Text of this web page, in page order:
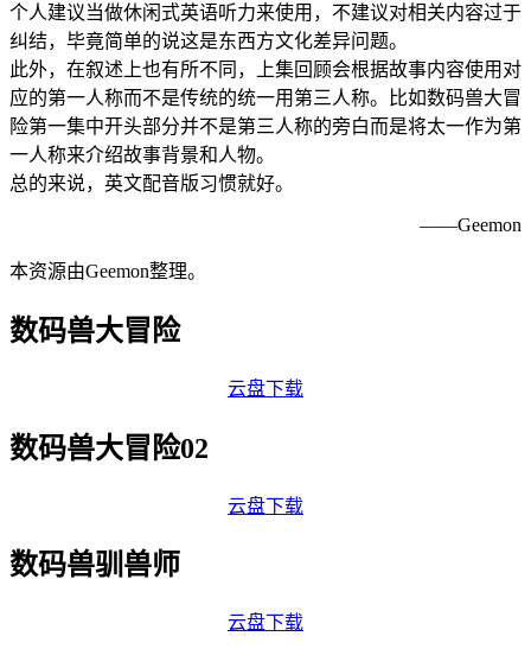
个人建议当做休闲式英语听力来使用，不建议对相关内容过于
纠结，毕竟简单的说这是东西方文化差异问题。
此外，在叙述上也有所不同，上集回顾会根据故事内容使用对
应的第一人称而不是传统的统一用第三人称。比如数码兽大冒
险第一集中开头部分并不是第三人称的旁白而是将太一作为第
一人称来介绍故事背景和人物。
总的来说，英文配音版习惯就好。
——Geemon
本资源由Geemon整理。
数码兽大冒险
云盘下载
数码兽大冒险02
云盘下载
数码兽驯兽师
云盘下载